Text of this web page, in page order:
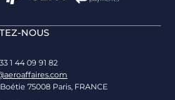
NOUS
1 44 09 91 82
75008 Paris, FRANCE